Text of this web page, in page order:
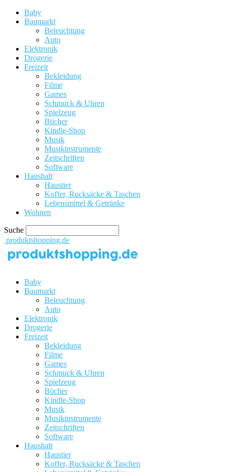
Baby
Baumarkt
Beleuchtung
Auto
Elektronik
Drogerie
Freizeit
Bekleidung
Filme
Games
Schmuck & Uhren
Spielzeug
Bücher
Kindle-Shop
Musik
Musikinstrumente
Zeitschriften
Software
Haushalt
Haustier
Koffer, Rucksäcke & Taschen
Lebensmittel & Getränke
Wohnen
Suche
produktshopping.de
Baby
Baumarkt
Beleuchtung
Auto
Elektronik
Drogerie
Freizeit
Bekleidung
Filme
Games
Schmuck & Uhren
Spielzeug
Bücher
Kindle-Shop
Musik
Musikinstrumente
Zeitschriften
Software
Haushalt
Haustier
Koffer, Rucksäcke & Taschen